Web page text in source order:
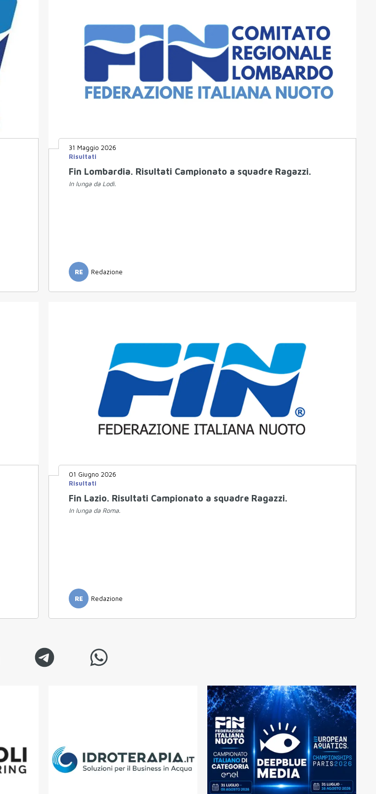
31 Maggio 2026
Risultati
Fin Lombardia. Risultati Campionato a squadre Ragazzi.
In lunga da Lodi.
RE Redazione
01 Giugno 2026
Risultati
Fin Lazio. Risultati Campionato a squadre Ragazzi.
In lunga da Roma.
RE Redazione